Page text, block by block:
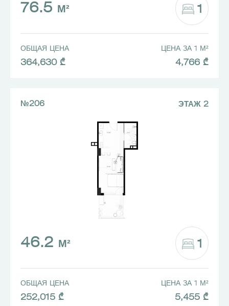
76.5 М² 1
ОБЩАЯ ЦЕНА
364,630 ₾
ЦЕНА ЗА 1 М²
4,766 ₾
№206 ЭТАЖ 2
46.2 М² 1
ОБЩАЯ ЦЕНА
252,015 ₾
ЦЕНА ЗА 1 М²
5,455 ₾